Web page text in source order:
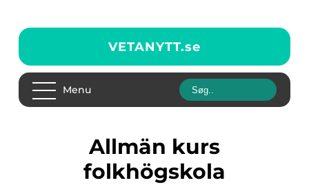
VETANYTT.se
Menu
Allmän kurs
folkhögskola